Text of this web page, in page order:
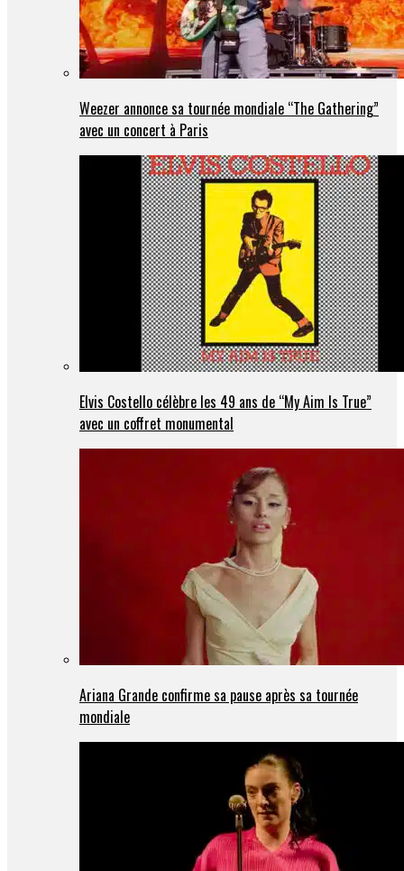
Weezer annonce sa tournée mondiale “The Gathering”
avec un concert à Paris
Elvis Costello célèbre les 49 ans de “My Aim Is True”
avec un coffret monumental
Ariana Grande confirme sa pause après sa tournée
mondiale